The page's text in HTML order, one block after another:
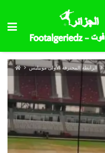
الرابطة المحترفة الأولى موبيليس